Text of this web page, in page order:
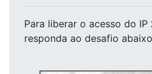
Para liberar o acesso do IP
responda ao desafio